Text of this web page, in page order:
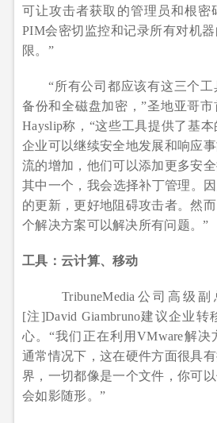
可让攻击者获取的管理员和根密
PIM会密切监控和记录所有对机
限。”
“所有公司都应该有这三个
备份和全磁盘加密，”圣地亚哥
Hayslip称，“这些工具提供了基
企业可以继续安全地发展和响应
流的增加，他们可以添加更多安
其中一个，我会选择补丁管理。
的更新，更好地阻碍攻击者。然
个解决方案可以解决所有问题。”
工具：云计算、移动
TribuneMedia公司高级
[注]David Giambruno建议企业
心。“我们正在利用VMware解决
通常情况下，这在硬件方面很具
界，一切都像是一个文件，你可
会如影随形。”